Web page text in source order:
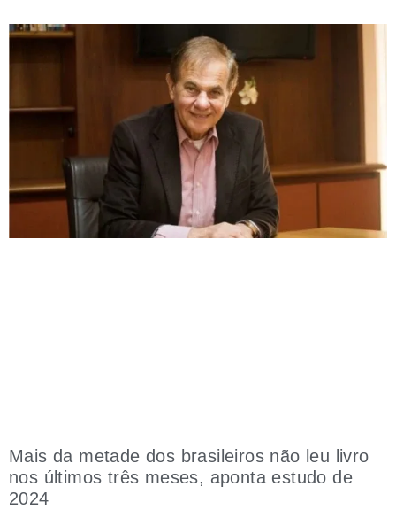
Mais da metade dos brasileiros não leu livro
nos últimos três meses, aponta estudo de
2024